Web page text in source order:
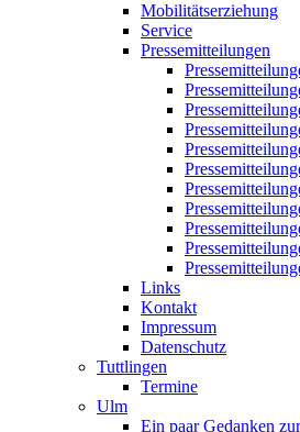
Mobilitätserziehung
Service
Pressemitteilungen
Links
Kontakt
Impressum
Datenschutz
Tuttlingen
Termine
Ulm
Ein paar Gedanken